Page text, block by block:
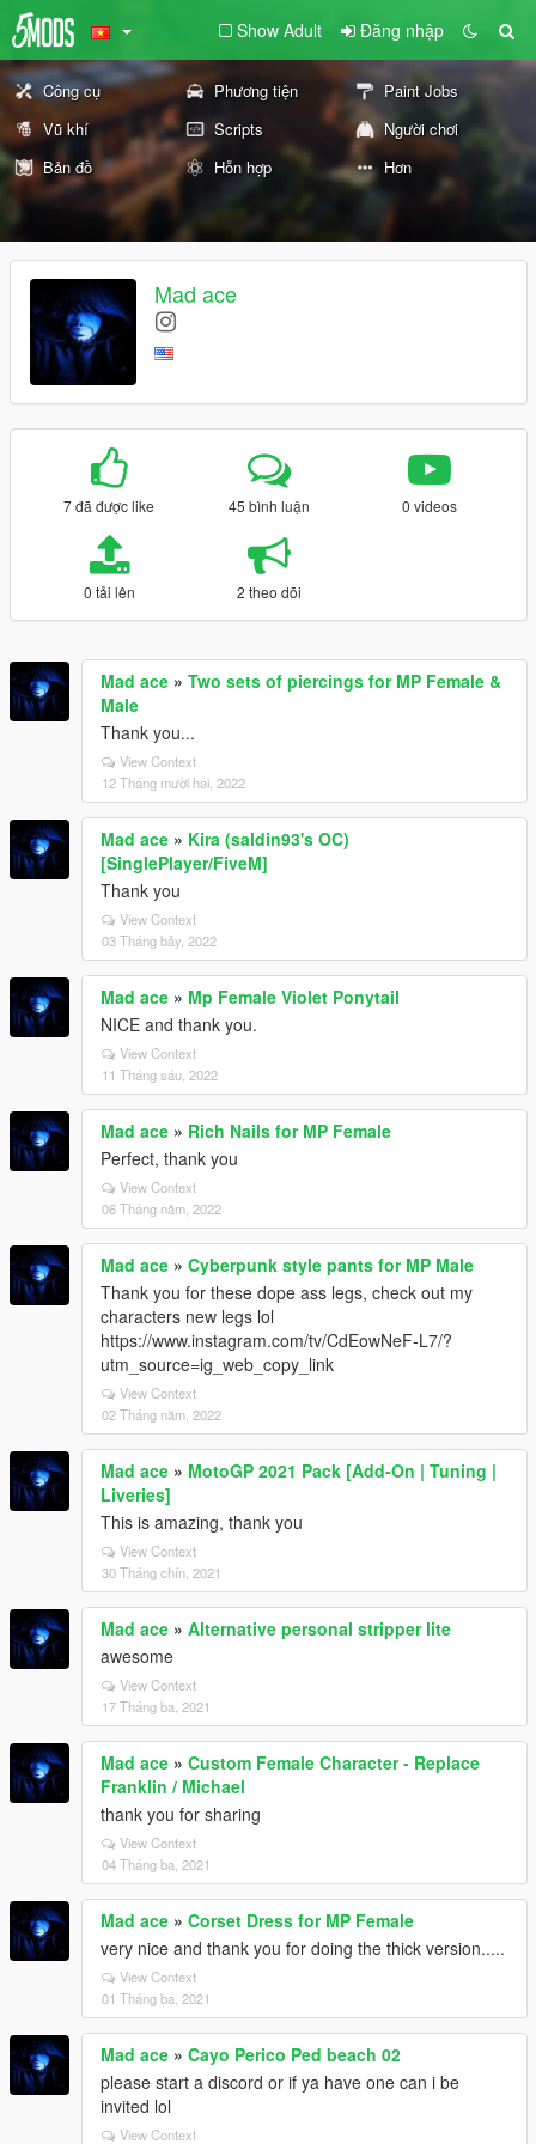
Show Adult Đăng nhập
Công cụ Phương tiện
Paint Jobs
Vũ khí
Scripts
Người chơi
Bản đồ
Hỗn hợp Hơn
Mad ace
7 đã được like 45 bình luận 0 videos
0 tải lên 2 theo dõi
Mad ace » Two sets of piercings for MP Female &
Male
Thank you...
View Context
12 Tháng mười hai, 2022
Mad ace » Kira (saldin93's OC)
[SinglePlayer/FiveM]
Thank you
View Context
03 Tháng bảy, 2022
Mad ace » Mp Female Violet Ponytail
NICE and thank you.
View Context
11 Tháng sáu, 2022
Mad ace » Rich Nails for MP Female
Perfect, thank you
View Context
06 Tháng năm, 2022
Mad ace » Cyberpunk style pants for MP Male
Thank you for these dope ass legs, check out my
characters new legs lol
https://www.instagram.com/tv/CdEowNeF-L7/?
utm_source=ig_web_copy_link
View Context
02 Tháng năm, 2022
Mad ace » MotoGP 2021 Pack [Add-On | Tuning |
Liveries]
This is amazing, thank you
View Context
30 Tháng chín, 2021
Mad ace » Alternative personal stripper lite
awesome
View Context
17 Tháng ba, 2021
Mad ace » Custom Female Character - Replace
Franklin / Michael
thank you for sharing
View Context
04 Tháng ba, 2021
Mad ace » Corset Dress for MP Female
very nice and thank you for doing the thick version.....
View Context
01 Tháng ba, 2021
Mad ace » Cayo Perico Ped beach 02
please start a discord or if ya have one can i be
invited lol
View Context